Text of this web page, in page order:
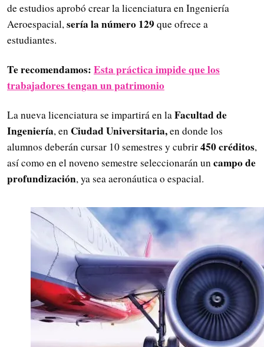
de estudios aprobó crear la licenciatura en Ingeniería
Aeroespacial, sería la número 129que ofrece a
estudiantes.
Te recomendamos: Esta práctica impide que los
trabajadores tengan un patrimonio
La nueva licenciatura se impartirá en laFacultad de
Ingeniería, en Ciudad Universitaria,en donde los
alumnos deberán cursar 10 semestres y cubrir450 créditos,
así como en el noveno semestre seleccionarán uncampo de
profundización, ya sea aeronáutica o espacial.